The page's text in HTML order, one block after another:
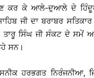
ਕਰ ਕੇ ਆਲੇ-ਦੁਆਲੇ ਦੇ
ਜੀ ਦਾ ਬਰਾਬਰ
ਤਾਰੂ ਸਿੰਘ ਜੀ ਸੰਕਟ ਦੇ ਸਮੇਂ
ਸਨ।
ਹਰਭਗਤ ਨਿਰੰਜਨੀਆ,